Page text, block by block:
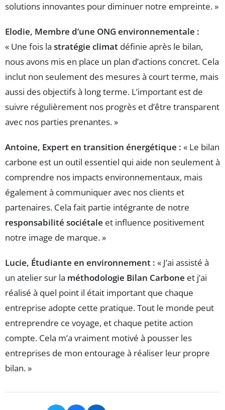
solutions innovantes pour diminuer notre empreinte. »
Elodie, Membre d’une ONG environnementale :
« Une fois la stratégie climat définie après le bilan,
nous avons mis en place un plan d’actions concret. Cela
inclut non seulement des mesures à court terme, mais
aussi des objectifs à long terme. L’important est de
suivre régulièrement nos progrès et d’être transparent
avec nos parties prenantes. »
Antoine, Expert en transition énergétique : « Le bilan
carbone est un outil essentiel qui aide non seulement à
comprendre nos impacts environnementaux, mais
également à communiquer avec nos clients et
partenaires. Cela fait partie intégrante de notre
responsabilité sociétale et influence positivement
notre image de marque. »
Lucie, Étudiante en environnement : « J’ai assisté à
un atelier sur la méthodologie Bilan Carbone et j’ai
réalisé à quel point il était important que chaque
entreprise adopte cette pratique. Tout le monde peut
entreprendre ce voyage, et chaque petite action
compte. Cela m’a vraiment motivé à pousser les
entreprises de mon entourage à réaliser leur propre
bilan. »